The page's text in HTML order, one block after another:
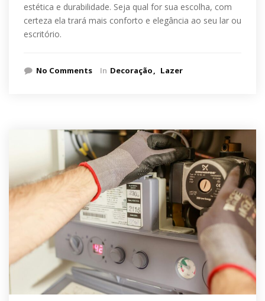
estética e durabilidade. Seja qual for sua escolha, com
certeza ela trará mais conforto e elegância ao seu lar ou
escritório.
No Comments In Decoração Lazer